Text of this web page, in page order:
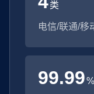
类
电信/联通/移
99.99%